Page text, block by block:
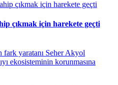
çıkmak için harekete geçti